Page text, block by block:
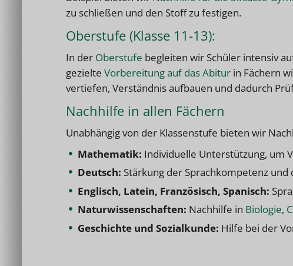
zu schließen und den Stoff zu festigen.
Oberstufe (Klasse 11-13):
In der Oberstufe begleiten wir Schüler intensiv
gezielte Vorbereitung auf das Abitur in Fächern
vertiefen, Verständnis aufbauen und dadurch
Nachhilfe in allen Fächern
Unabhängig von der Klassenstufe bieten wir
Mathematik: Individuelle Unterstützung, um
Deutsch: Stärkung der Sprachkompetenz
Englisch, Latein, Französisch, Spanisch:
Naturwissenschaften: Nachhilfe in Biologie,
Geschichte und Sozialkunde: Hilfe bei der